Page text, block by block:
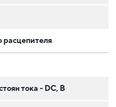
расцепителя
тока - DC, В